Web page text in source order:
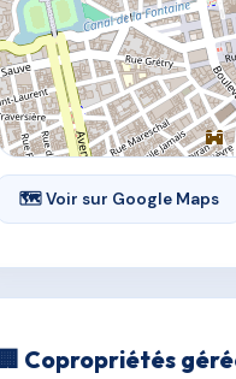
🗺 Voir sur Google Maps
🏢 Copropriétés